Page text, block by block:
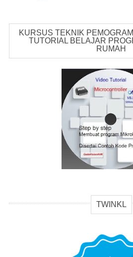
KURSUS TEKNIK
TUTORIAL BELAJAR
RUMAH
TWINKL